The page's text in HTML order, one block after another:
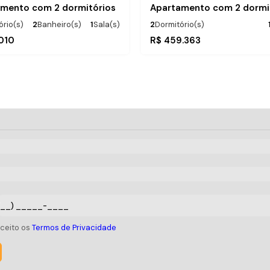
com 2 dormitórios
2Banheiro(s) 1Sala(s)
do Mar
R$ 459.363
2Dormitório(s) 1
1200mDistância do Mar
os Termos de Privacidade